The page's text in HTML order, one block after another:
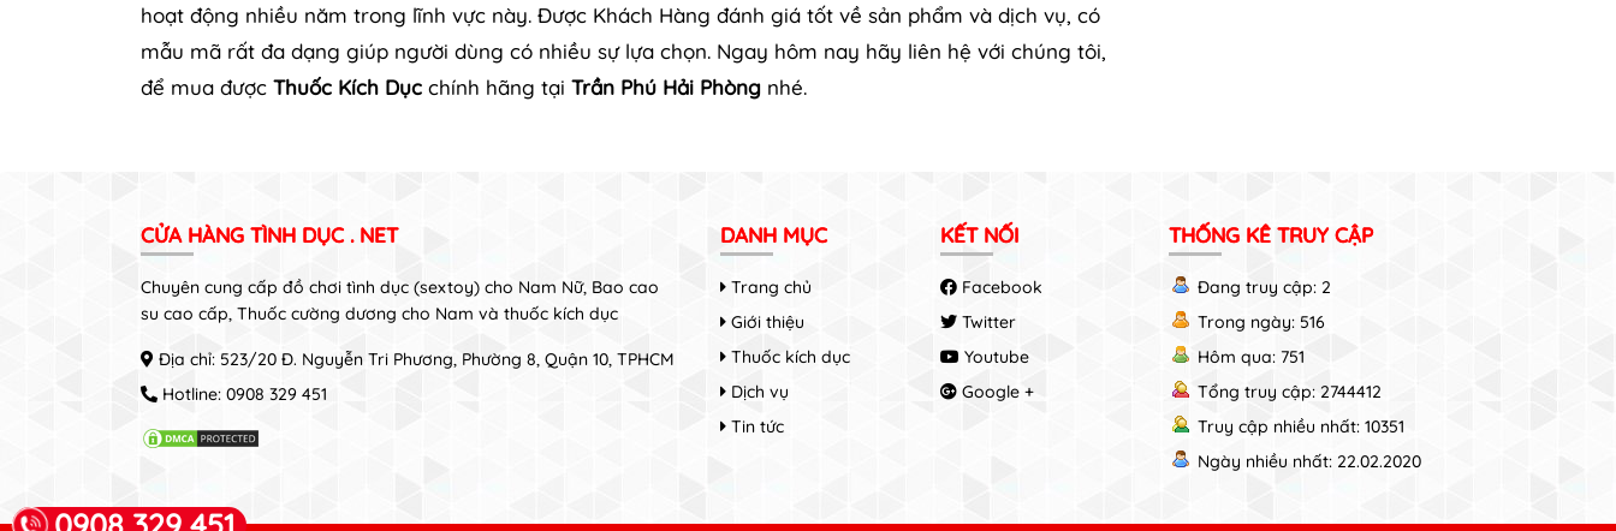
hoạt động nhiều năm trong lĩnh vực này. Được Khách Hàng đánh giá tốt về sản phẩm và dịch vụ, có
mẫu mã rất đa dạng giúp người dùng có nhiều sự lựa chọn. Ngay hôm nay hãy liên hệ với chúng tôi,
để mua được Thuốc Kích Dục chính hãng tại Trần Phú Hải Phòng nhé.
CỬA HÀNG TÌNH DỤC . NET
Chuyên cung cấp đồ chơi tình dục (sextoy) cho Nam Nữ, Bao cao
su cao cấp, Thuốc cường dương cho Nam và thuốc kích dục
Địa chỉ: 523/20 Đ. Nguyễn Tri Phương, Phường 8, Quận 10, TPHCM
Hotline: 0908 329 451
DANH MỤC
Trang chủ
Giới thiệu
Thuốc kích dục
Dịch vụ
Tin tức
KẾT NỐI
Facebook
Twitter
Youtube
Google +
THỐNG KÊ TRUY CẬP
Đang truy cập: 2
Trong ngày: 516
Hôm qua: 751
Tổng truy cập: 2744412
Truy cập nhiều nhất: 10351
Ngày nhiều nhất: 22.02.2020